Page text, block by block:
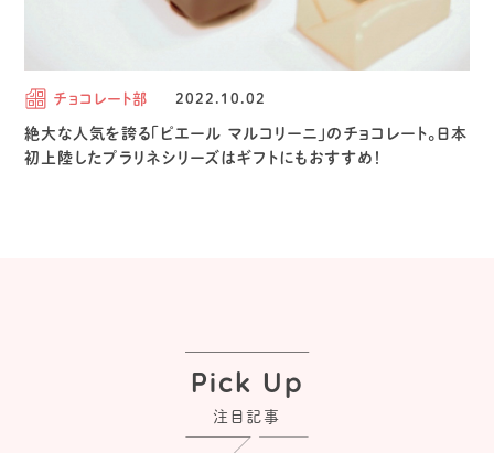
チョコレート部 2022.10.02
絶大な人気を誇る「ピエール マルコリーニ」のチョコレート。日本
初上陸したプラリネシリーズはギフトにもおすすめ！
Pick Up
注目記事